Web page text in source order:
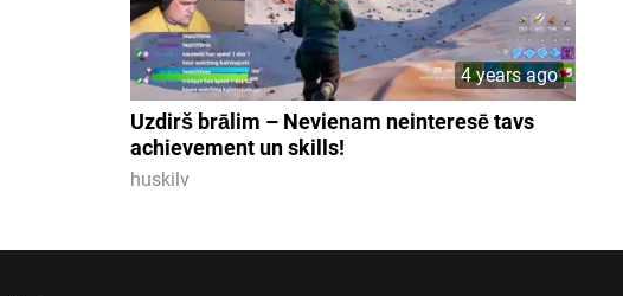
4 years ago
Uzdirš brālim – Nevienam neinteresē tavs
achievement un skills!
huskilv